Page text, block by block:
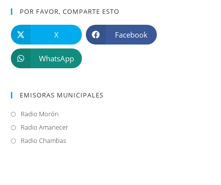
POR FAVOR, COMPARTE ESTO
X Facebook
WhatsApp
EMISORAS MUNICIPALES
Radio Morón
abre
en
Radio AmanecerSe
Radio ChambasSe